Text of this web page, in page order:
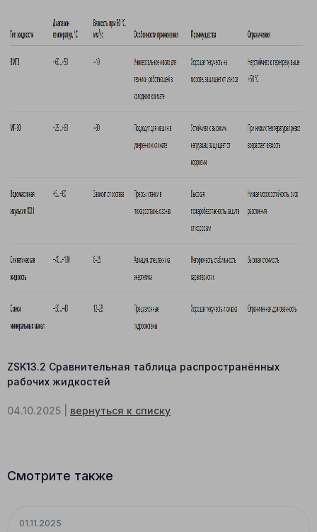
ZSK13.2 Сравнительная таблица распространённых
рабочих жидкостей
04.10.2025 | вернуться к списку
Смотрите также
01.11.2025